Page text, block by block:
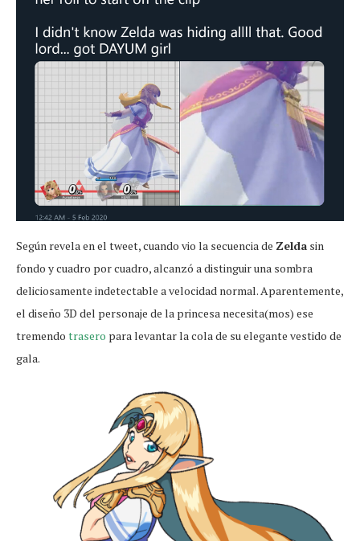
Según revela en el tweet, cuando vio la secuencia de Zelda sin
fondo y cuadro por cuadro, alcanzó a distinguir una sombra
deliciosamente indetectable a velocidad normal. Aparentemente,
el diseño 3D del personaje de la princesa necesita(mos) ese
tremendo trasero para levantar la cola de su elegante vestido de
gala.